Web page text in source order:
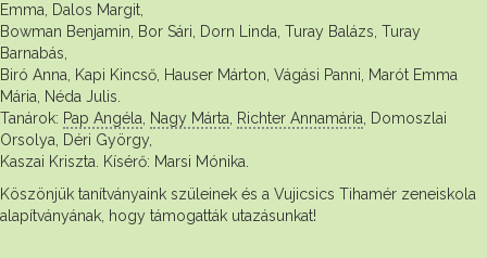
Emma, Dalos Margit,
Bowman Benjamin, Bor Sári, Dorn Linda, Turay Balázs, Turay
Barnabás,
Biró Anna, Kapi Kincső, Hauser Márton, Vágási Panni, Marót Emma
Mária, Néda Julis.
Tanárok: Pap Angéla Nagy Márta Richter Annamária , Domoszlai
Orsolya, Déri György,
Kaszai Kriszta. Kísérő: Marsi Mónika.
Köszönjük tanítványaink szüleinek és a Vujicsics Tihamér zeneiskola
alapítványának, hogy támogatták utazásunkat!